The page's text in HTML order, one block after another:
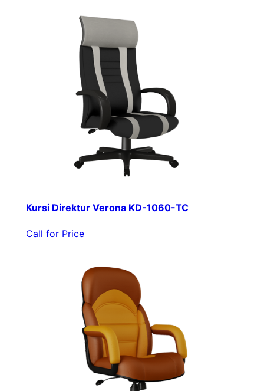
Kursi Direktur Verona KD-1060-TC
Call for Price